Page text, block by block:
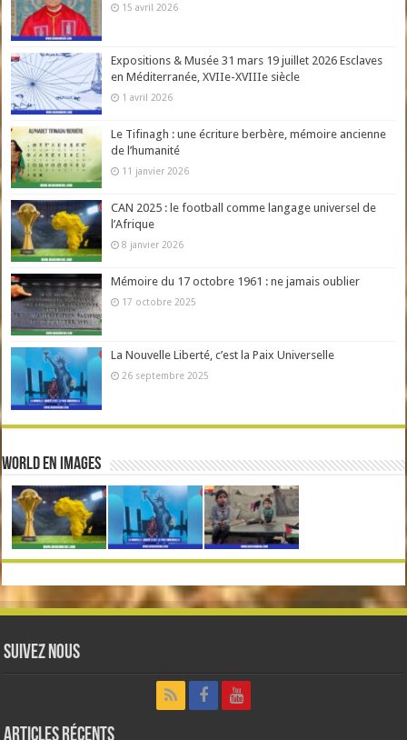
15 avril 2026
Expositions & Musée 31 mars 19 juillet 2026 Esclaves
en Méditerranée, XVIIe-XVIIIe siècle
1 avril 2026
Le Tifinagh : une écriture berbère, mémoire ancienne
de l’humanité
11 janvier 2026
CAN 2025 : le football comme langage universel de
l’Afrique
8 janvier 2026
Mémoire du 17 octobre 1961 : ne jamais oublier
17 octobre 2025
La Nouvelle Liberté, c’est la Paix Universelle
26 septembre 2025
World en Images
Suivez nous